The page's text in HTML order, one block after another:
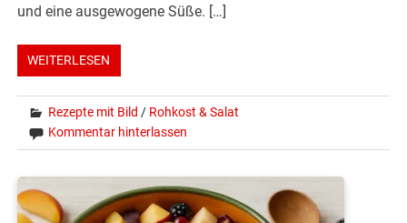
und eine ausgewogene Süße. […]
WEITERLESEN
Rezepte mit Bild / Rohkost & Salat
Kommentar hinterlassen